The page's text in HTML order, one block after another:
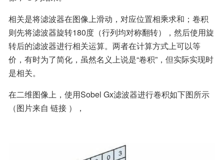
相关是将滤波器在图像上滑动，对应位置相乘求和；卷积
则先将滤波器旋转180度（行列均对称翻转），然后使用旋
转后的滤波器进行相关运算。两者在计算方式上可以等
价，有时为了简化，虽然名义上说是“卷积”，但实际实现时
是相关。
在二维图像上，使用Sobel Gx滤波器进行卷积如下图所示
（图片来自 链接 ），